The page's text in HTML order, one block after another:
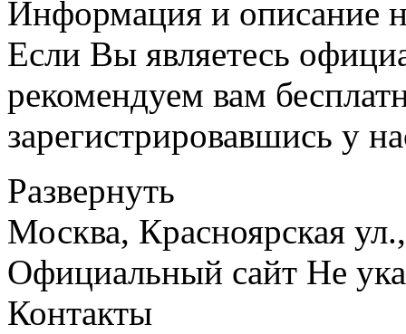
Информация и описание
Если Вы являетесь
рекомендуем вам
зарегистрировавшись у
Развернуть
Москва, Красноярская
Официальный сайт Не
Контакты